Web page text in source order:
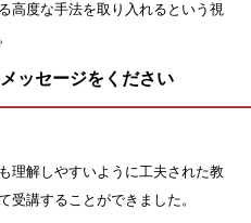
高度な手法を取り入れるという視
ッセージをください
理解しやすいように工夫された教
受講することができました。